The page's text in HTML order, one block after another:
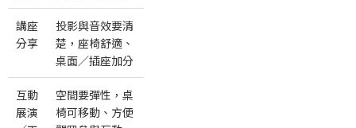
講座
分享
投影與音效要清
楚，座椅舒適、
桌面／插座加分
互動
展演
空間要彈性，桌
椅可移動、方便